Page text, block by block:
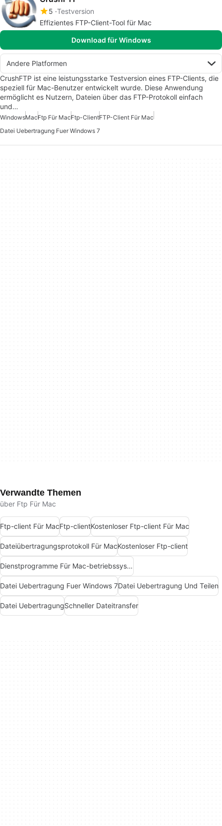
5 Testversion
Effizientes FTP-Client-Tool für Mac
Download für Windows
Andere Platformen
CrushFTP ist eine leistungsstarke Testversion eines FTP-Clients, die
speziell für Mac-Benutzer entwickelt wurde. Diese Anwendung
ermöglicht es Nutzern, Dateien über das FTP-Protokoll einfach
und…
WindowsMacFtp Für MacFtp-ClientFTP-Client Für Mac
Datei Uebertragung Fuer Windows 7
Verwandte Themen
über Ftp Für Mac
Ftp-client Für MacFtp-clientKostenloser Ftp-client Für Mac
Dateiübertragungsprotokoll Für MacKostenloser Ftp-client
Dienstprogramme Für Mac-betriebssysteme
Datei Uebertragung Fuer Windows 7Datei Uebertragung Und Teilen
Datei UebertragungSchneller Dateitransfer